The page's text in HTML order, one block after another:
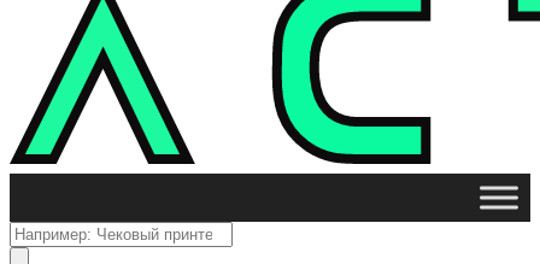
Поиск
товаров